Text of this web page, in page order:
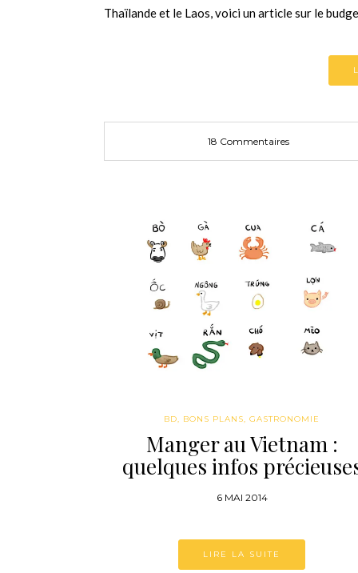
Thaïlande et le Laos, voici un article sur le
18 Commentaires
BD, BONS PLANS, GASTRONOMIE
Manger au Vietnam :
quelques infos
6 MAI 2014
LIRE LA SUITE